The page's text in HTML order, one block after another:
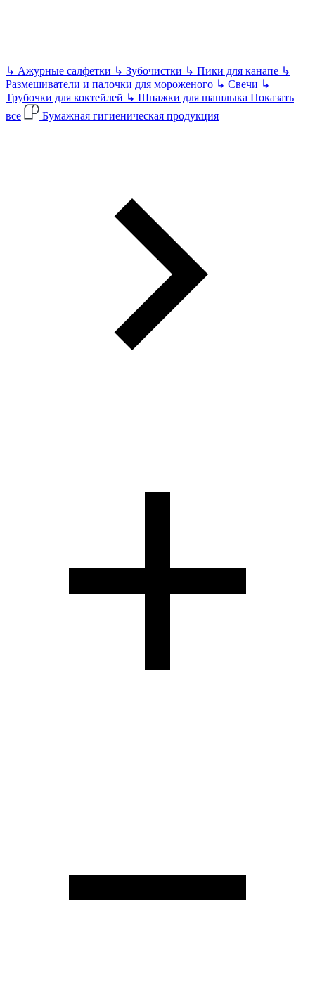
↳ Ажурные салфетки ↳ Зубочистки ↳ Пики для канапе ↳
Размешиватели и палочки для мороженого ↳ Свечи ↳
Трубочки для коктейлей ↳ Шпажки для шашлыка Показать
все
Бумажная гигиеническая продукция